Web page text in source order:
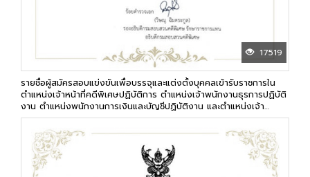
17519
รายชื่อผู้สมัครสอบแข่งขันเพื่อบรรจุและแต่งตั้งบุคคลเข้ารับราชการใน
ตำแหน่งเจ้าหน้าที่คดีพิเศษปฏิบัติการ ตำแหน่งเจ้าพนักงานธุรการปฏิบัติ
งาน ตำแหน่งพนักงานการเงินและบัญชีปฏิบัติงาน และตำแหน่งเจ้า
พนักงานพัสดุปฏิบัติงาน